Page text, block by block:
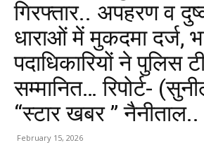
गिरफ्तार.. अपहरण व
धाराओं में मुकदमा दर्ज,
पदाधिकारियों ने पुलिस
सम्मानित… रिपोर्ट-
“स्टार खबर ” नैनीताल..
February 15, 2026